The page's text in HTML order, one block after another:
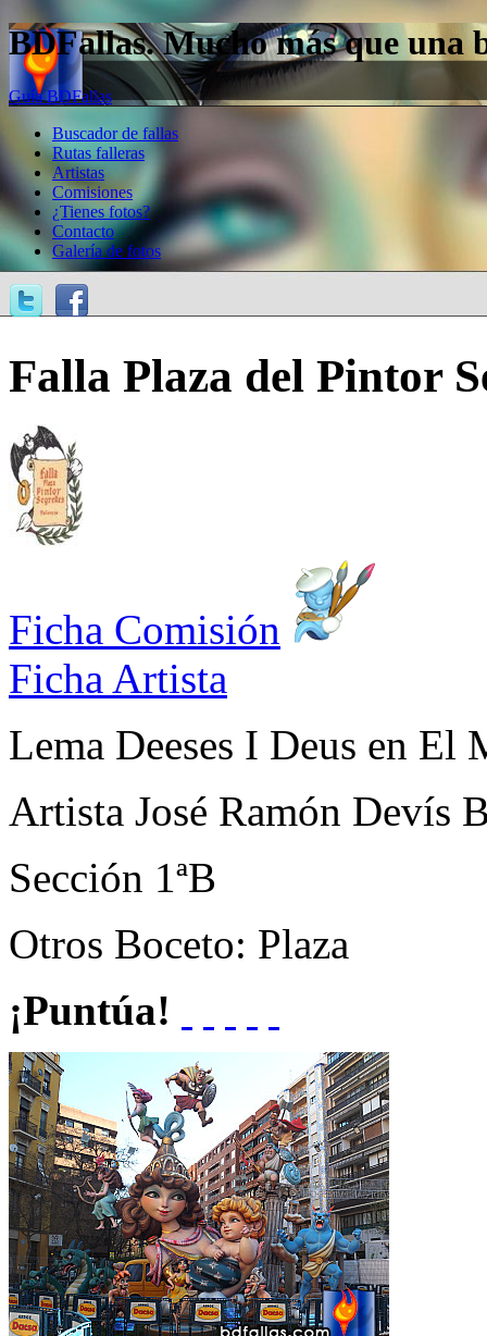
BDFallas. Mucho más que una
Guía BDFallas
Buscador de fallas
Rutas falleras
Artistas
Comisiones
¿Tienes fotos?
Contacto
Galería de fotos
Falla Plaza del Pintor
Ficha Comisión
Ficha Artista
Lema Deeses I Deus en El
Artista José Ramón Devís
Sección 1ªB
Otros Boceto: Plaza
¡Puntúa!